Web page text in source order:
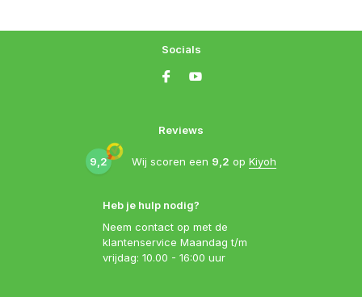
Heb je hulp nodig?
Neem contact op met de
klantenservice Maandag t/m
vrijdag: 10.00 - 16:00 uur
Reviews
9,2 Wij scoren een 9,2 op Kiyoh
Socials